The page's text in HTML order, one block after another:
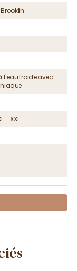
l'eau froide avec
- XXL